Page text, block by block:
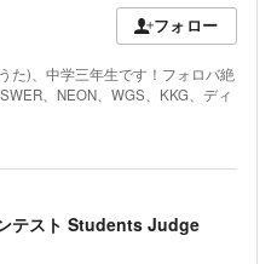
フォロー
た)、中学三年生です！フォロバ絶
、NEON、WGS、KKG、ディ
テスト Students Judge